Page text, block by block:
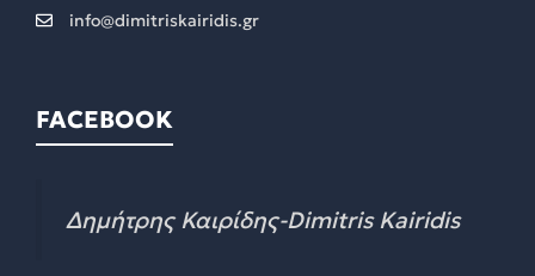
info@dimitriskairidis.gr
FACEBOOK
Δημήτρης Καιρίδης-Dimitris Kairidis